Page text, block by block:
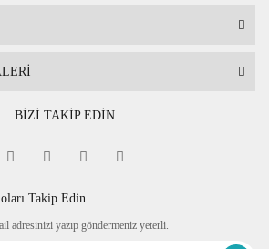
yapılırsa her biri ayrı ayrı paketlenerek
BİZİ TAKİP EDİN
Takip Edin
adresinizi yazıp göndermeniz yeterli.